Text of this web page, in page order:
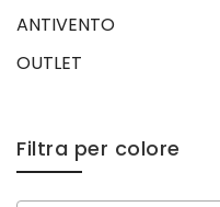
ANTIVENTO
OUTLET
Filtra per colore